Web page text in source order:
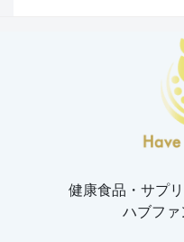
健康食品・サプ
ハブフ